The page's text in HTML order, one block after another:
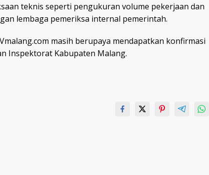
teknis seperti pengukuran volume pekerjaan dan
lembaga pemeriksa internal pemerintah.
masih berupaya mendapatkan konfirmasi
Inspektorat Kabupaten Malang.